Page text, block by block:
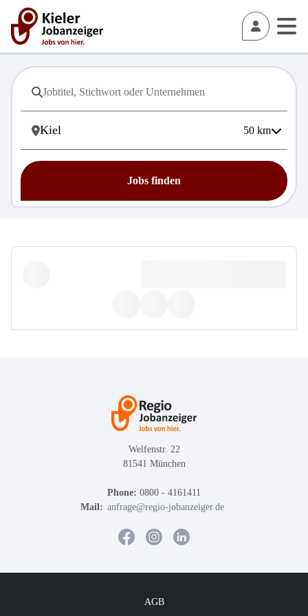
50 km
Jobs finden
Welfenstr. 22
81541 München
Phone: 0800 - 4161411
Mail: anfrage@regio-jobanzeiger.de
AGB